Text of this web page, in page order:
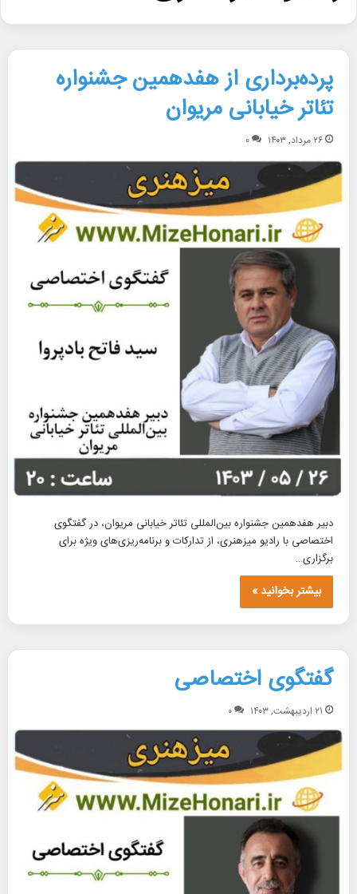
پرده‌برداری از هفدهمین جشنواره
تئاتر خیابانی مریوان
۲۶ مرداد, ۱۴۰۳ ۰
دبیر هفدهمین جشنواره بین‌المللی تئاتر خیابانی مریوان، در گفتگوی
اختصاصی با رادیو میزهنری، از تدارکات و برنامه‌ریزی‌های ویژه برای
برگزاری…
بیشتر بخوانید »
گفتگوی اختصاصی
۲۱ اردیبهشت, ۱۴۰۳ ۰